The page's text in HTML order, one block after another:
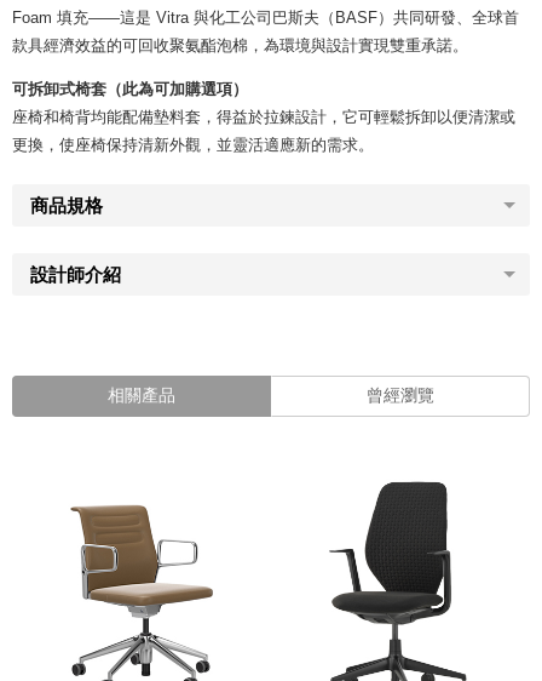
Foam 填充——這是 Vitra 與化工公司巴斯夫（BASF）共同研發、全球首
款具經濟效益的可回收聚氨酯泡棉，為環境與設計實現雙重承諾。
可拆卸式椅套（此為可加購選項）
座椅和椅背均能配備墊料套，得益於拉鍊設計，它可輕鬆拆卸以便清潔或
更換，使座椅保持清新外觀，並靈活適應新的需求。
商品規格
設計師介紹
相關產品 曾經瀏覽